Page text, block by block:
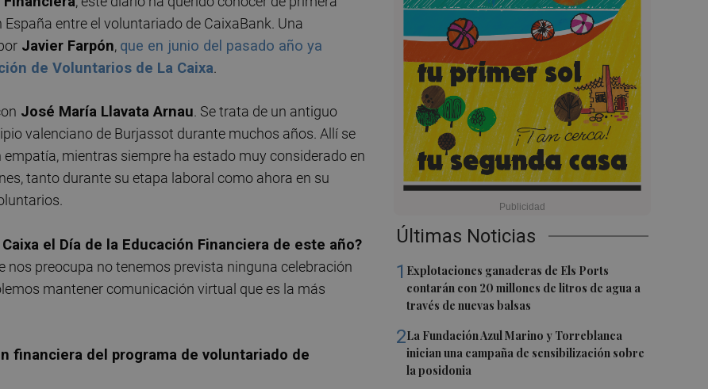
Últimas Noticias
1 Explotaciones ganaderas de Els Ports
contarán con 20 millones de litros de agua a
través de nuevas balsas
2La Fundación Azul Marino y Torreblanca
inician una campaña de sensibilización sobre
la posidonia
entre el voluntariado de CaixaBank. Una
Javier Farpón, que en junio del pasado año ya
de Voluntarios de La Caixa.
José María Llavata Arnau. Se trata de un antiguo
valenciano de Burjassot durante muchos años. Allí se
mientras siempre ha estado muy considerado en
tanto durante su etapa laboral como ahora en su
el Día de la Educación Financiera de este año?
preocupa no tenemos prevista ninguna celebración
mantener comunicación virtual que es la más
financiera del programa de voluntariado de